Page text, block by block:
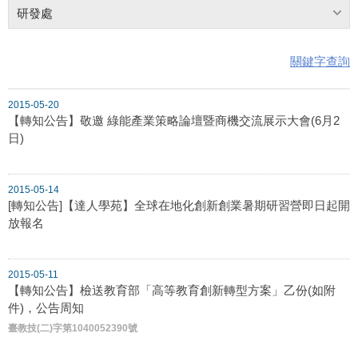
研發處
關鍵字查詢
2015-05-20
【轉知公告】敬邀 綠能產業策略論壇暨商機交流展示大會(6月2
日)
2015-05-14
[轉知公告]【達人學苑】全球在地化創新創業暑期研習營即日起開
放報名
2015-05-11
【轉知公告】檢送教育部「高等教育創新轉型方案」乙份(如附
件)，公告周知
臺教技(二)字第1040052390號